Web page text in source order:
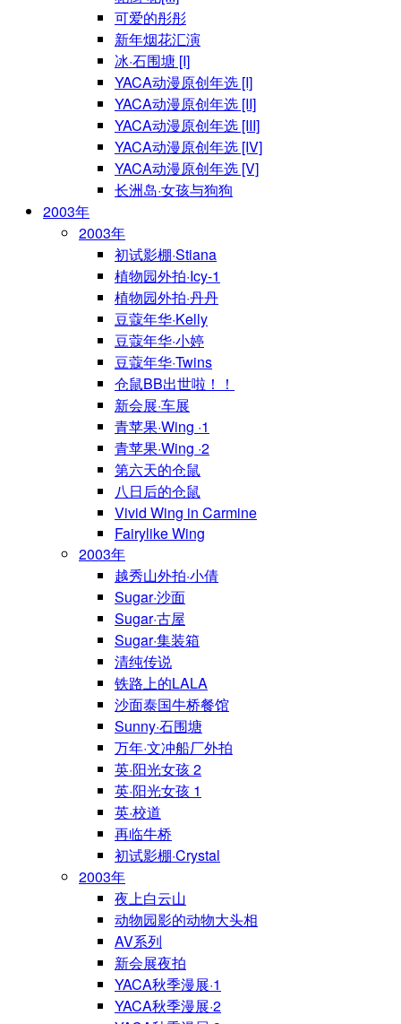
可爱的彤彤
新年烟花汇演
冰·石围塘 [I]
YACA动漫原创年选 [I]
YACA动漫原创年选 [II]
YACA动漫原创年选 [III]
YACA动漫原创年选 [IV]
YACA动漫原创年选 [V]
长洲岛·女孩与狗狗
2003年
2003年
初试影棚·Stiana
植物园外拍·Icy-1
植物园外拍·丹丹
豆蔻年华·Kelly
豆蔻年华·小婷
豆蔻年华·Twins
仓鼠BB出世啦！！
新会展·车展
青苹果·Wing ·1
青苹果·Wing ·2
第六天的仓鼠
八日后的仓鼠
Vivid Wing in Carmine
Fairylike Wing
2003年
越秀山外拍·小倩
Sugar·沙面
Sugar·古屋
Sugar·集装箱
清纯传说
铁路上的LALA
沙面泰国牛桥餐馆
Sunny·石围塘
万年·文冲船厂外拍
英·阳光女孩 2
英·阳光女孩 1
英·校道
再临牛桥
初试影棚·Crystal
2003年
夜上白云山
动物园影的动物大头相
AV系列
新会展夜拍
YACA秋季漫展·1
YACA秋季漫展·2